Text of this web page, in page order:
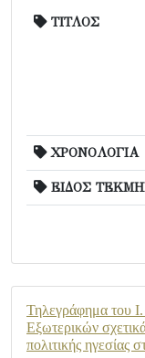
ΤΙΤΛΟΣ
ΧΡΟΝΟΛΟΓΙΑ
ΕΙΔΟΣ
Τηλεγράφημα του
Εξωτερικών
πολιτικής ηγεσίας